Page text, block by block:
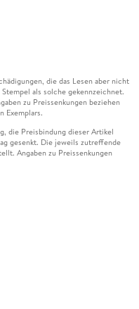
die das Lesen aber nicht
als solche gekennzeichnet.
zu Preissenkungen beziehen
Exemplars.
die Preisbindung dieser Artikel
gesenkt. Die jeweils zutreffende
Angaben zu Preissenkungen